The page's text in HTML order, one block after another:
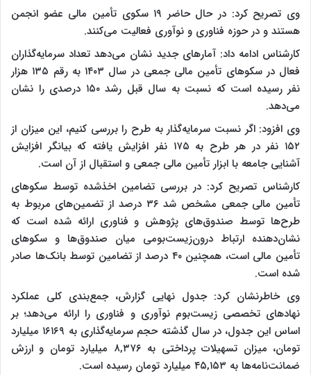
وی تصریح کرد: در حال حاضر ۱۹ سکوی تأمین مالی عضو انجمن
هستند و در حوزه فناوری و نوآوری فعالیت می‌کنند.
کارشناس ادامه داد: آمارهای جدید نشان می‌دهد تعداد سرمایه‌گذاران
فعال در سکوهای تأمین مالی جمعی در سال ۱۴۰۳ به رقم ۱۳۵ هزار
نفر رسیده است که نسبت به سال قبل رشد ۱۵۰ درصدی را نشان
می‌دهد.
وی افزود: اگر نسبت سرمایه‌گذار به طرح را بررسی کنیم، این میزان از
۱۵۲ نفر در هر طرح به ۱۷۵ نفر افزایش یافته که بیانگر افزایش
آشنایی جامعه با ابزار تأمین مالی جمعی و استقبال از آن است.
کارشناس تصریح کرد: در بررسی تضامین اخذشده توسط سکوهای
تأمین مالی جمعی مشخص شد ۳۶ درصد از تضمین‌های مربوط به
طرح‌ها توسط صندوق‌های پژوهش و فناوری ارائه شده است که
نشان‌دهنده ارتباط درون‌زیست‌بومی میان صندوق‌ها و سکوهای
تأمین مالی است، همچنین ۴۰ درصد از تضامین توسط بانک‌ها صادر
شده است.
وی خاطرنشان کرد: جدول نهایی گزارش، جمع‌بندی کلی عملکرد
نهادهای تخصصی زیست‌بوم نوآوری و فناوری را ارائه می‌دهد؛ بر
اساس این جدول، در سال گذشته حجم سرمایه‌گذاری به ۱۶۱۶۹ میلیارد
تومان، میزان تسهیلات پرداختی به ۸,۳۷۶ میلیارد تومان و ارزش
ضمانت‌نامه‌ها به ۴۵,۱۵۳ میلیارد تومان رسیده است.